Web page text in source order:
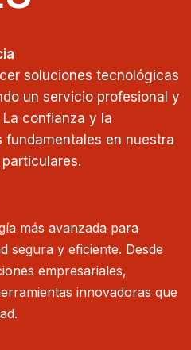
soluciones tecnológicas
un servicio profesional y
confianza y la
en nuestra
más avanzada para
segura y eficiente. Desde
empresariales,
innovadoras que